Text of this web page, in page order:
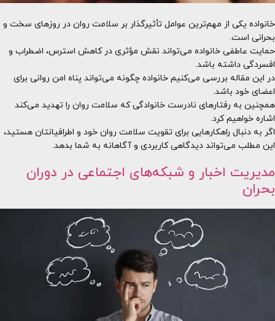
خانواده یکی از مهم‌ترین عوامل تأثیرگذار بر سلامت روان در روزهای سخت و
بحرانی است.
حمایت عاطفی خانواده می‌تواند نقش مؤثری در کاهش استرس، اضطراب و
افسردگی داشته باشد.
در این مقاله بررسی می‌کنیم خانواده چگونه می‌تواند پناه امن روانی برای
اعضای خود باشد.
همچنین به رفتارهای نادرست خانوادگی که سلامت روان را تهدید می‌کند
اشاره خواهیم کرد.
اگر به دنبال راهکارهایی برای تقویت سلامت روان خود و اطرافیانتان هستید،
این مطلب می‌تواند دیدگاهی کاربردی و آگاهانه به شما بدهد.
مدیریت اخبار و شبکه‌های اجتماعی در دوران
بحران